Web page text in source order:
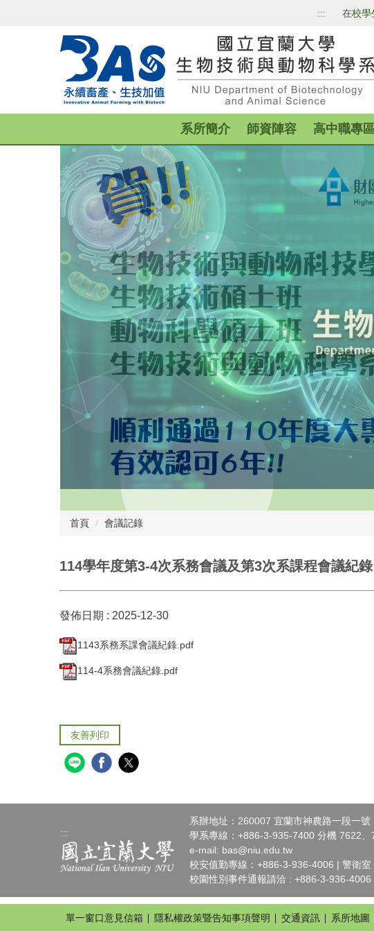
::: 在校學
系所簡介 師資陣容 高中職專
首頁 會議記錄
114學年度第3-4次系務會議及第3次系課程會議紀錄
發佈日期 : 2025-12-30
1143系務系課會議紀錄.pdf
114-4系務會議紀錄.pdf
友善列印
:::
系辦地址：260007 宜蘭市神農路一段一號
學系專線：+886-3-935-7400 分機 7622
e-mail: bas@niu.edu.tw
校安值勤專線：+886-3-936-4006 | 警衛
校園性別事件通報請洽 : +886-3-936-4006
單一窗口意見信箱 隱私權政策暨告知事項聲明 交通資訊 系所地圖